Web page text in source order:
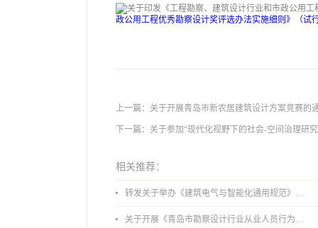
政公用工程优秀勘察设计奖评选办法实施细则》（试
上一篇： 关于开展青岛市新农居建筑设计方案竞赛的
下一篇： 关于参加“现代化视野下的社会-空间治理研
相关推荐：
转发关于举办《建筑电气与智能化通用规范》 GB55024-2022公益宣贯的通知
关于开展《青岛市勘察设计行业从业人员行为导则》、《青岛市住宅工程设计审查品质提升指引（2026版）》宣贯活动的通知